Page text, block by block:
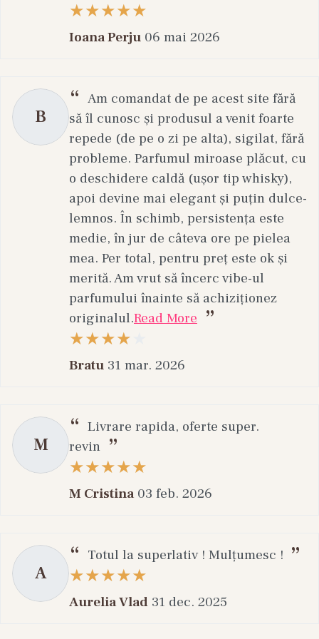
Ioana Perju 06 mai 2026
B
Am comandat de pe acest site fără
să îl cunosc și produsul a venit foarte
repede (de pe o zi pe alta), sigilat, fără
probleme. Parfumul miroase plăcut, cu
o deschidere caldă (ușor tip whisky),
apoi devine mai elegant și puțin dulce-
lemnos. În schimb, persistența este
medie, în jur de câteva ore pe pielea
mea. Per total, pentru preț este ok și
merită. Am vrut să încerc vibe-ul
parfumului înainte să achiziționez
originalul.Read More
Bratu 31 mar. 2026
M
Livrare rapida, oferte super.
revin
M Cristina 03 feb. 2026
A
Totul la superlativ ! Mulțumesc !
Aurelia Vlad 31 dec. 2025